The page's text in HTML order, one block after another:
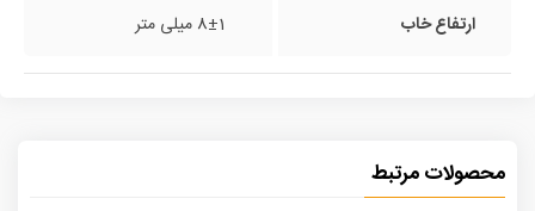
ارتفاع خاب 8±1 میلی متر
محصولات مرتبط